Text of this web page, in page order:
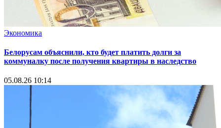
Экономика
Белорусам объяснили, кто будет платить долги за
коммуналку после получения квартиры в наследство
05.08.26 10:14